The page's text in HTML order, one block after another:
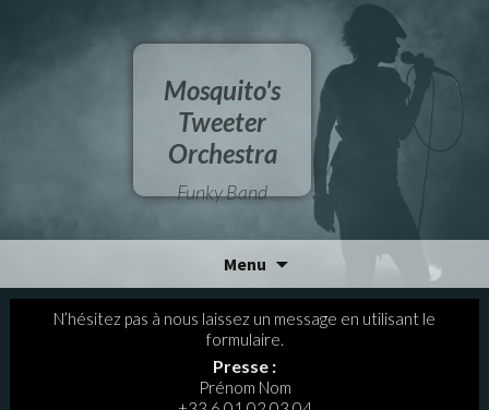
Mosquito's
Tweeter
Orchestra
Funky Band
Menu
contenu
N’hésitez pas à nous laissez un message en utilisant le
formulaire.
Presse :
Prénom Nom